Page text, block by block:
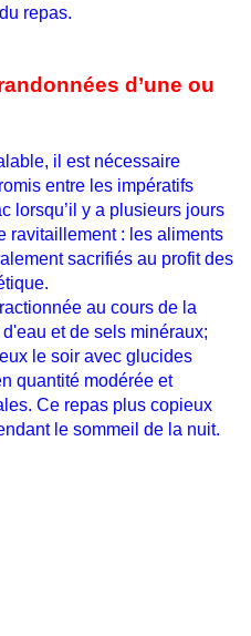
repas.
d’une ou
il est nécessaire
entre les impératifs
lorsqu’il y a plusieurs jours
ravitaillement : les aliments
sacrifiés au profit des
au cours de la
et de sels minéraux;
le soir avec glucides
quantité modérée et
Ce repas plus copieux
le sommeil de la nuit.